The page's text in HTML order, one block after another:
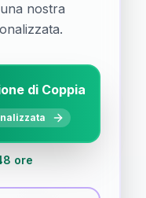
nostra
di Coppia
ore